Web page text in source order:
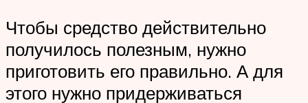
Чтобы средство действительно
получилось полезным, нужно
приготовить его правильно. А для
этого нужно придерживаться